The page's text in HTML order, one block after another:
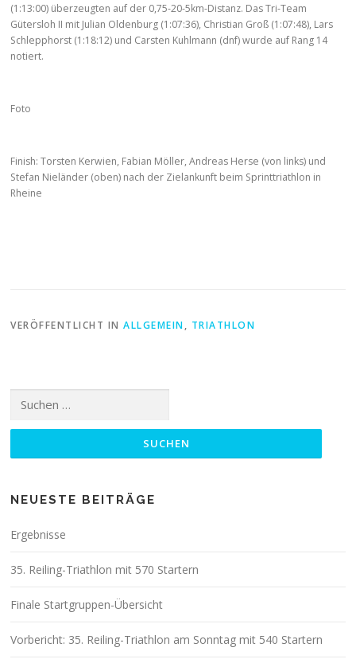
(1:13:00) überzeugten auf der 0,75-20-5km-Distanz. Das Tri-Team
Gütersloh II mit Julian Oldenburg (1:07:36), Christian Groß (1:07:48), Lars
Schlepphorst (1:18:12) und Carsten Kuhlmann (dnf) wurde auf Rang 14
notiert.
Foto
Finish: Torsten Kerwien, Fabian Möller, Andreas Herse (von links) und
Stefan Nieländer (oben) nach der Zielankunft beim Sprinttriathlon in
Rheine
VERÖFFENTLICHT INALLGEMEIN, TRIATHLON
nach:
NEUESTE BEITRÄGE
Ergebnisse
35. Reiling-Triathlon mit 570 Startern
Finale Startgruppen-Übersicht
Vorbericht: 35. Reiling-Triathlon am Sonntag mit 540 Startern